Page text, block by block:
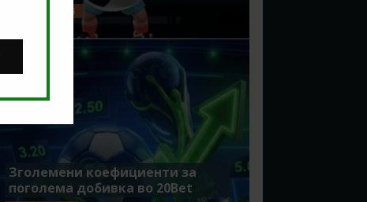
ЈУЛИ 15, 2026
Зголемени коефициенти за
поголема добивка во 20Bet